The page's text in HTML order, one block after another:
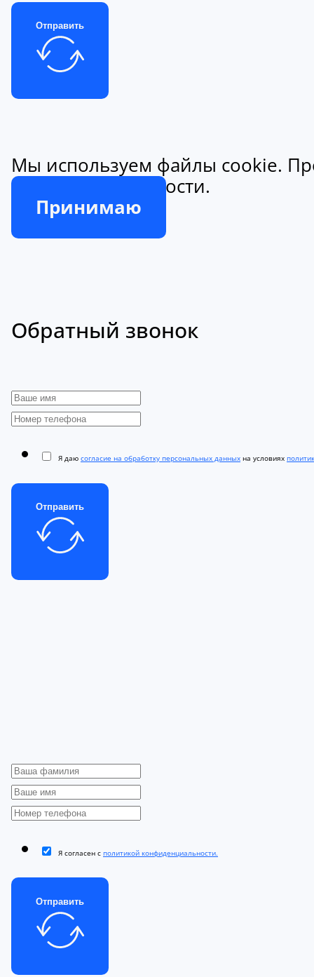
Отправить
Мы используем файлы cookie.
конфиденциальности.
Принимаю
Обратный звонок
Я даю согласие на обработку персональных данных на условиях
Отправить
Я согласен с политикой конфиденциальности.
Отправить